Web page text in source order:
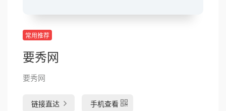
常用推荐
要秀网
要秀网
链接直达 手机查看